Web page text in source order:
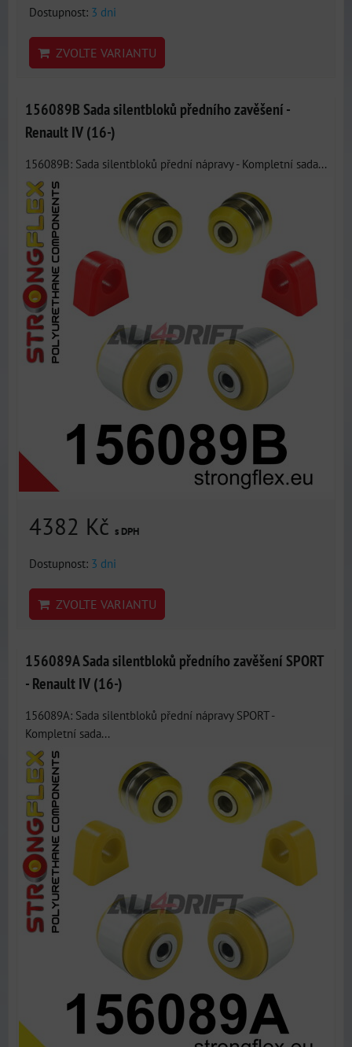
Dostupnost: 3 dni
ZVOLTE VARIANTU
156089B Sada silentbloků předního zavěšení -
Renault IV (16-)
156089B: Sada silentbloků přední nápravy - Kompletní sada...
4382 Kč s DPH
Dostupnost: 3 dni
ZVOLTE VARIANTU
156089A Sada silentbloků předního zavěšení SPORT
- Renault IV (16-)
156089A: Sada silentbloků přední nápravy SPORT -
Kompletní sada...